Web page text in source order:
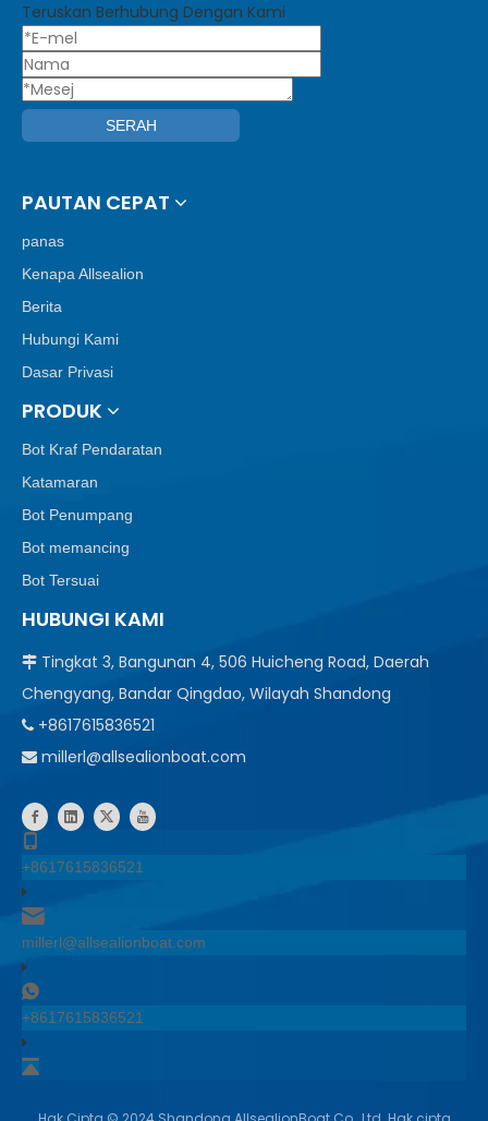
Teruskan Berhubung Dengan Kami
SERAH
PAUTAN CEPAT
panas
Kenapa Allsealion
Berita
Hubungi Kami
Dasar Privasi
PRODUK
Bot Kraf Pendaratan
Katamaran
Bot Penumpang
Bot memancing
Bot Tersuai
HUBUNGI KAMI
 Tingkat 3, Bangunan 4, 506 Huicheng Road, Daerah
Chengyang, Bandar Qingdao, Wilayah Shandong
 +8617615836521
 millerl@allsealionboat.com
+8617615836521
millerl@allsealionboat.com
+8617615836521